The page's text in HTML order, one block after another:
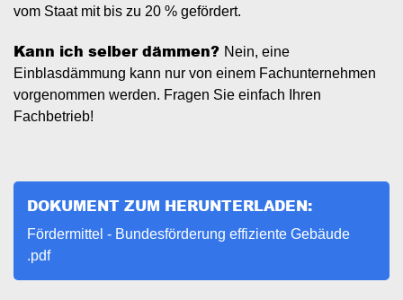
vom Staat mit bis zu 20 % gefördert.
Kann ich selber dämmen? Nein, eine
Einblasdämmung kann nur von einem Fachunternehmen
vorgenommen werden. Fragen Sie einfach Ihren
Fachbetrieb!
DOKUMENT ZUM HERUNTERLADEN:
Document
Fördermittel - Bundesförderung effiziente Gebäude
.pdf